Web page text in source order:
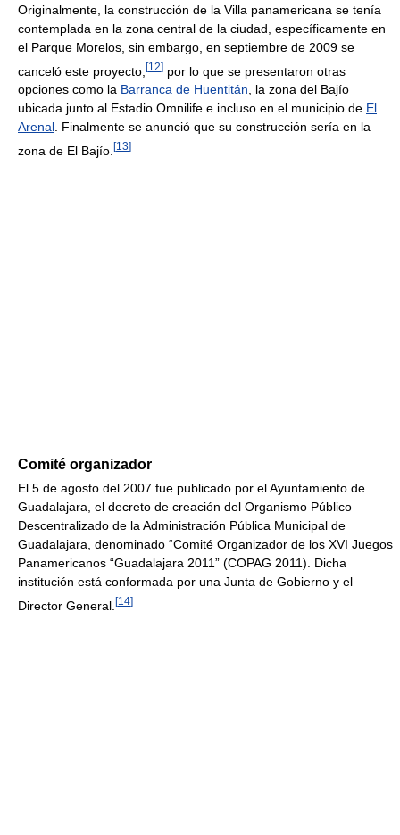
Originalmente, la construcción de la Villa panamericana se tenía
contemplada en la zona central de la ciudad, específicamente en
el Parque Morelos, sin embargo, en septiembre de 2009 se
canceló este proyecto, [12] por lo que se presentaron otras
opciones como la Barranca de Huentitán , la zona del Bajío
ubicada junto al Estadio Omnilife e incluso en el municipio de El
Arenal . Finalmente se anunció que su construcción sería en la
zona de El Bajío. [13]
Comité organizador
El 5 de agosto del 2007 fue publicado por el Ayuntamiento de
Guadalajara, el decreto de creación del Organismo Público
Descentralizado de la Administración Pública Municipal de
Guadalajara, denominado “Comité Organizador de los XVI Juegos
Panamericanos “Guadalajara 2011” (COPAG 2011). Dicha
institución está conformada por una Junta de Gobierno y el
Director General. [14]